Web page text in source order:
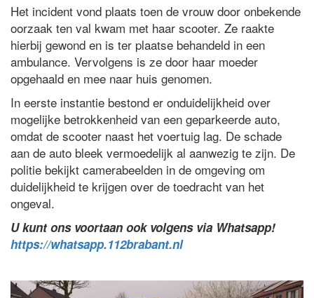
Het incident vond plaats toen de vrouw door onbekende
oorzaak ten val kwam met haar scooter. Ze raakte
hierbij gewond en is ter plaatse behandeld in een
ambulance. Vervolgens is ze door haar moeder
opgehaald en mee naar huis genomen.
In eerste instantie bestond er onduidelijkheid over
mogelijke betrokkenheid van een geparkeerde auto,
omdat de scooter naast het voertuig lag. De schade
aan de auto bleek vermoedelijk al aanwezig te zijn. De
politie bekijkt camerabeelden in de omgeving om
duidelijkheid te krijgen over de toedracht van het
ongeval.
U kunt ons voortaan ook volgens via Whatsapp!
https://whatsapp.112brabant.nl